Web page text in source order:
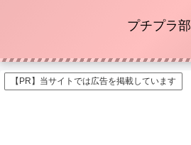
プチプラ部
【PR】当サイトでは広告を掲載しています